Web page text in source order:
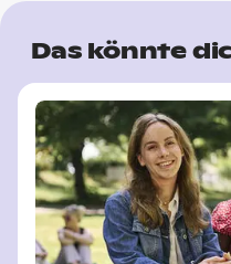
Das könnte